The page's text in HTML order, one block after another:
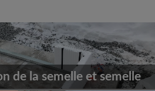
de la semelle et semelle